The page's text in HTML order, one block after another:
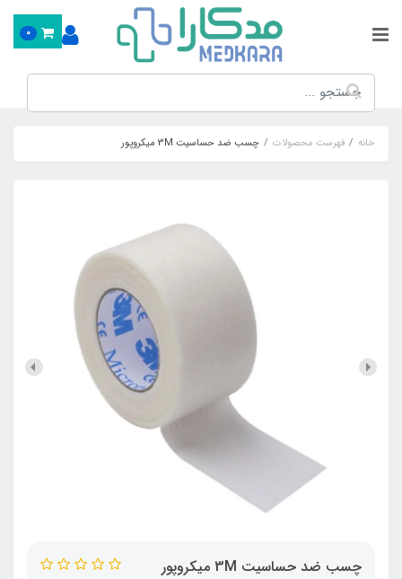
0
خانه فهرست محصولات چسب ضد حساسیت 3M میکروپور
چسب ضد حساسیت 3M میکروپور